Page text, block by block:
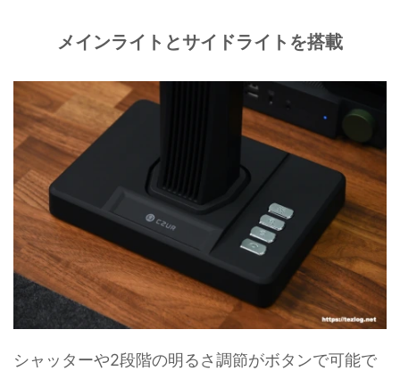
メインライトとサイドライトを搭載
シャッターや2段階の明るさ調節がボタンで可能で